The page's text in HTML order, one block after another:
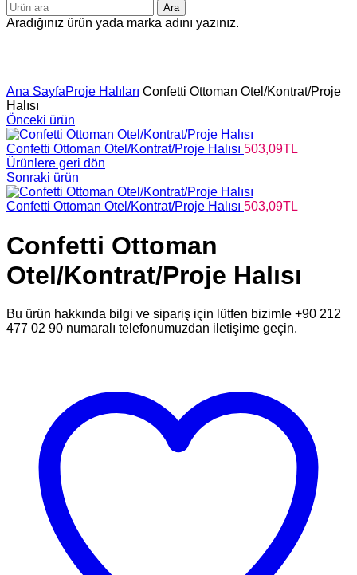
Ara
Aradığınız ürün yada marka adını yazınız.
Ana SayfaProje Halıları Confetti Ottoman Otel/Kontrat/Proje
Halısı
Önceki ürün
Confetti Ottoman Otel/Kontrat/Proje Halısı 503,09TL
Ürünlere geri dön
Sonraki ürün
Confetti Ottoman Otel/Kontrat/Proje Halısı 503,09TL
Confetti Ottoman
Otel/Kontrat/Proje Halısı
Bu ürün hakkında bilgi ve sipariş için lütfen bizimle +90 212
477 02 90 numaralı telefonumuzdan iletişime geçin.